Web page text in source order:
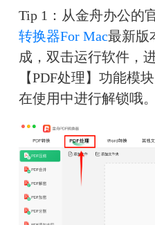
Tip 1：从金舟办公的
转换器For Mac最新版
成，双击运行软件，
【PDF处理】功能模
在使用中进行解锁哦。